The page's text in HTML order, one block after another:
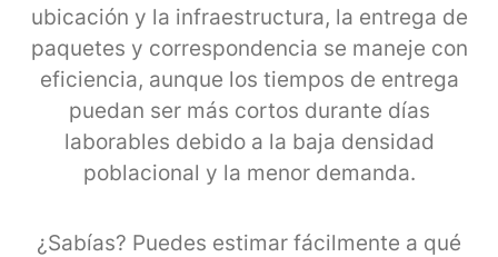
ubicación y la infraestructura, la entrega de
paquetes y correspondencia se maneje con
eficiencia, aunque los tiempos de entrega
puedan ser más cortos durante días
laborables debido a la baja densidad
poblacional y la menor demanda.
¿Sabías? Puedes estimar fácilmente a qué